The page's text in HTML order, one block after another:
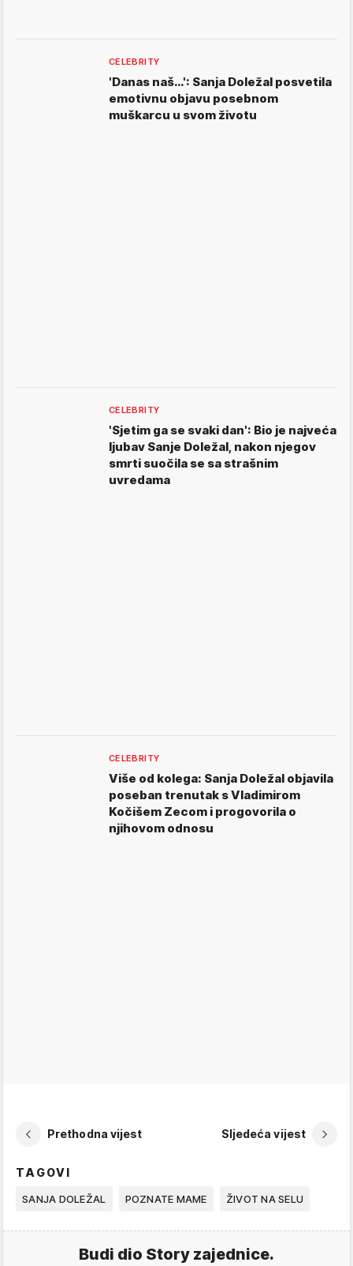
CELEBRITY
'Danas naš…': Sanja Doležal posvetila
emotivnu objavu posebnom
muškarcu u svom životu
CELEBRITY
'Sjetim ga se svaki dan': Bio je najveća
ljubav Sanje Doležal, nakon njegov
smrti suočila se sa strašnim
uvredama
CELEBRITY
Više od kolega: Sanja Doležal objavila
poseban trenutak s Vladimirom
Kočišem Zecom i progovorila o
njihovom odnosu
Prethodna vijest Sljedeća vijest
TAGOVI
SANJA DOLEŽAL POZNATE MAME ŽIVOT NA SELU
Budi dio Story zajednice.